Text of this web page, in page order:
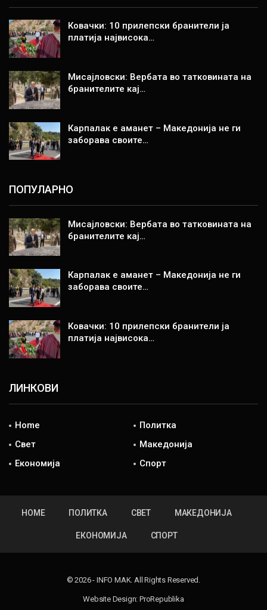
Ковачки: 10 прилепски бранители ја
платија највисока…
Мисајловски: Вербата во татковината на
бранителите кај…
Карпалак е аманет – Македонија не ги
заборава своите…
ПОПУЛАРНО
Мисајловски: Вербата во татковината на
бранителите кај…
Карпалак е аманет – Македонија не ги
заборава своите…
Ковачки: 10 прилепски бранители ја
платија највисока…
ЛИНКОВИ
Home
Политка
Свет
Македонија
Економија
Спорт
HOME ПОЛИТКА СВЕТ МАКЕДОНИЈА
ЕКОНОМИЈА СПОРТ
© 2026 - INFO MAK. All Rights Reserved.
Website Design:ProRepublika